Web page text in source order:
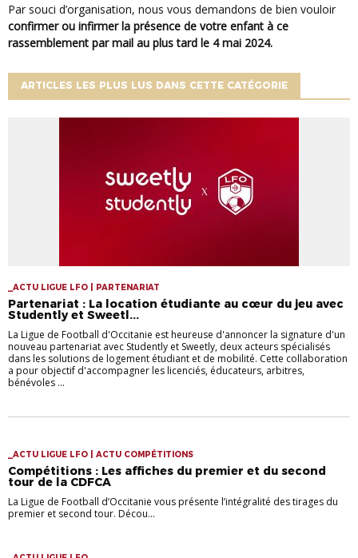
Par souci d’organisation, nous vous demandons de bien vouloir
confirmer ou infirmer la présence de votre enfant à ce
rassemblement par mail au plus tard le 4 mai 2024.
ARTICLES LES PLUS LUS DANS CETTE CATÉGORIE
_ACTU LIGUE LFO | PARTENARIAT
Partenariat : La location étudiante au cœur du jeu avec
Studently et Sweetl...
La Ligue de Football d'Occitanie est heureuse d'annoncer la signature d'un
nouveau partenariat avec Studently et Sweetly, deux acteurs spécialisés
dans les solutions de logement étudiant et de mobilité. Cette collaboration
a pour objectif d'accompagner les licenciés, éducateurs, arbitres,
bénévoles ...
_ACTU LIGUE LFO | ACTU COMPÉTITIONS
Compétitions : Les affiches du premier et du second
tour de la CDFCA
La Ligue de Football d’Occitanie vous présente l’intégralité des tirages du
premier et second tour. Décou...